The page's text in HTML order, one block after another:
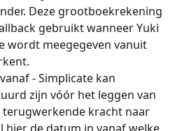
Deze grootboekrekening
gebruikt wanneer Yuki
wordt meegegeven vanuit
- Simplicate kan
zijn vóór het leggen van
kracht naar